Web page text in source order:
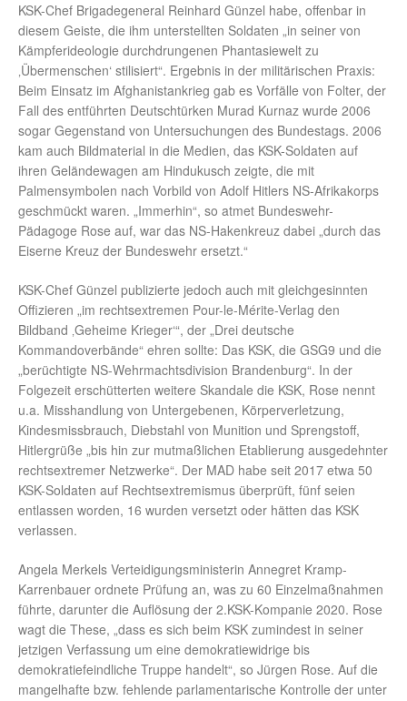
KSK-Chef Brigadegeneral Reinhard Günzel habe, offenbar in
diesem Geiste, die ihm unterstellten Soldaten „in seiner von
Kämpferideologie durchdrungenen Phantasiewelt zu
‚Übermenschen‘ stilisiert“. Ergebnis in der militärischen Praxis:
Beim Einsatz im Afghanistankrieg gab es Vorfälle von Folter, der
Fall des entführten Deutschtürken Murad Kurnaz wurde 2006
sogar Gegenstand von Untersuchungen des Bundestags. 2006
kam auch Bildmaterial in die Medien, das KSK-Soldaten auf
ihren Geländewagen am Hindukusch zeigte, die mit
Palmensymbolen nach Vorbild von Adolf Hitlers NS-Afrikakorps
geschmückt waren. „Immerhin“, so atmet Bundeswehr-
Pädagoge Rose auf, war das NS-Hakenkreuz dabei „durch das
Eiserne Kreuz der Bundeswehr ersetzt.“
KSK-Chef Günzel publizierte jedoch auch mit gleichgesinnten
Offizieren „im rechtsextremen Pour-le-Mérite-Verlag den
Bildband ‚Geheime Krieger‘“, der „Drei deutsche
Kommandoverbände“ ehren sollte: Das KSK, die GSG9 und die
„berüchtigte NS-Wehrmachtsdivision Brandenburg“. In der
Folgezeit erschütterten weitere Skandale die KSK, Rose nennt
u.a. Misshandlung von Untergebenen, Körperverletzung,
Kindesmissbrauch, Diebstahl von Munition und Sprengstoff,
Hitlergrüße „bis hin zur mutmaßlichen Etablierung ausgedehnter
rechtsextremer Netzwerke“. Der MAD habe seit 2017 etwa 50
KSK-Soldaten auf Rechtsextremismus überprüft, fünf seien
entlassen worden, 16 wurden versetzt oder hätten das KSK
verlassen.
Angela Merkels Verteidigungsministerin Annegret Kramp-
Karrenbauer ordnete Prüfung an, was zu 60 Einzelmaßnahmen
führte, darunter die Auflösung der 2.KSK-Kompanie 2020. Rose
wagt die These, „dass es sich beim KSK zumindest in seiner
jetzigen Verfassung um eine demokratiewidrige bis
demokratiefeindliche Truppe handelt“, so Jürgen Rose. Auf die
mangelhafte bzw. fehlende parlamentarische Kontrolle der unter